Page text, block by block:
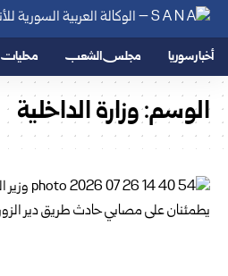
أخبار سوريا مجلس الشعب محليات
الوسم:وزارة الداخلية